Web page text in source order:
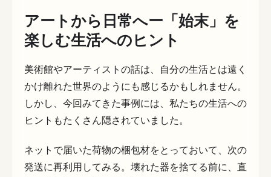
アートから日常へー「始末」を
楽しむ生活へのヒント
美術館やアーティストの話は、自分の生活とは遠く
かけ離れた世界のようにも感じるかもしれません。
しかし、今回みてきた事例には、私たちの生活への
ヒントもたくさん隠されていました。
ネットで届いた荷物の梱包材をとっておいて、次の
発送に再利用してみる。壊れた器を捨てる前に、直